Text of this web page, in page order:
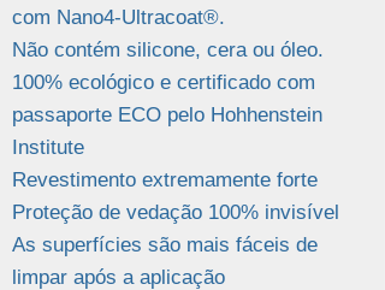
com Nano4-Ultracoat®.
Não contém silicone, cera ou óleo.
100% ecológico e certificado com
passaporte ECO pelo Hohhenstein
Institute
Revestimento extremamente forte
Proteção de vedação 100% invisível
As superfícies são mais fáceis de
limpar após a aplicação